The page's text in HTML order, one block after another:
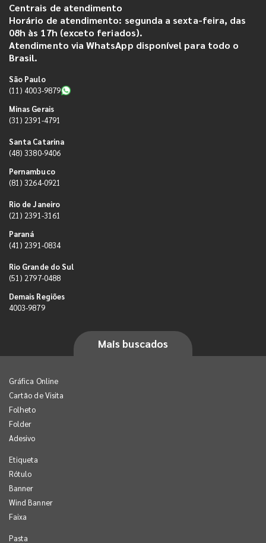
Centrais de atendimento
Horário de atendimento: segunda a sexta-feira, das
08h às 17h (exceto feriados).
Atendimento via WhatsApp disponível para todo o
Brasil.
São Paulo
(11) 4003-9879
Minas Gerais
(31) 2391-4791
Santa Catarina
(48) 3380-9406
Pernambuco
(81) 3264-0921
Rio de Janeiro
(21) 2391-3161
Paraná
(41) 2391-0834
Rio Grande do Sul
(51) 2797-0488
Demais Regiões
4003-9879
Mais buscados
Gráfica Online
Cartão de Visita
Folheto
Folder
Adesivo
Etiqueta
Rótulo
Banner
Wind Banner
Faixa
Pasta